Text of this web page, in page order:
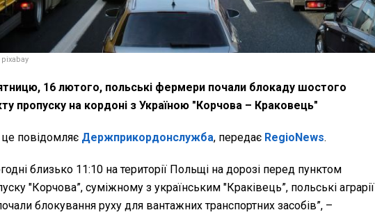
16 лютого, польські фермери почали блокаду шостого
пропуску на кордоні з Україною "Корчова – Краковець"
повідомляє Держприкордонслужба, передає RegioNews.
близько 11:10 на території Польщі на дорозі перед пунктом
"Корчова”, суміжному з українським "Краківець”, польські аграрії
блокування руху для вантажних транспортних засобів”, –